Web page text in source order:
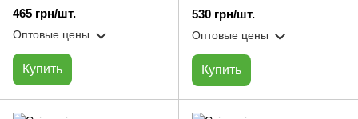
465 грн/шт.
Оптовые цены
Купить
530 грн/шт.
Оптовые цены
Купить